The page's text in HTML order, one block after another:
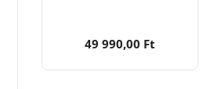
49 990,00 Ft